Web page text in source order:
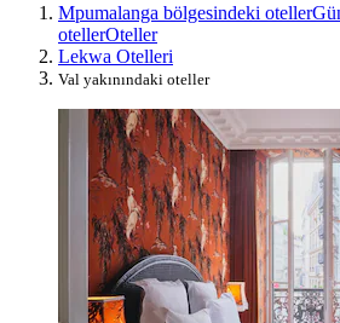
Mpumalanga bölgesindeki oteller
otellerOteller
Lekwa Otelleri
Val yakınındaki oteller